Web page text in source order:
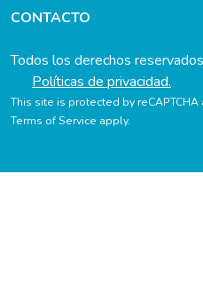
CONTACTO
Todos los derechos
Políticas de privacidad.
This site is protected by
Terms of Service apply.